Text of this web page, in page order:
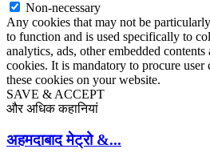
Non-necessary
Any cookies that may not be
to function and is used specifically to
analytics, ads, other embedded contents
cookies. It is mandatory to procure
these cookies on your website.
SAVE & ACCEPT
और अधिक कहानियां
अहमदाबाद मेट्रो &...